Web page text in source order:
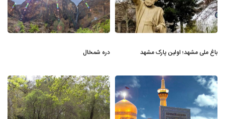
باغ ملی مشهد؛ اولین پارک مشهد دره شمخال